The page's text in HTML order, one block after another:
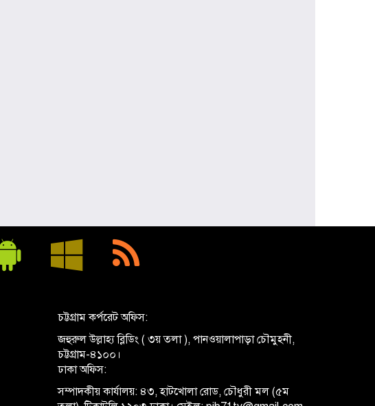
চট্টগ্রাম কর্পরেট অফিস:
জহুরুল উল্লাহ্য ব্লিডিং ( ৩য় তলা ), পানওয়ালাপাড়া চৌমুহনী,
চট্টগ্রাম-৪১০০।
ঢাকা অফিস:
সম্পাদকীয় কার্যালয়: ৪৩, হাটখোলা রোড, চৌধুরী মল (৫ম